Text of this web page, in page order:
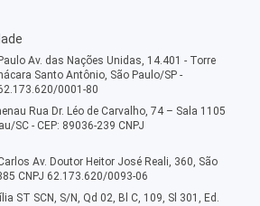
Av. das Nações Unidas, 14.401 - Torre
Santo Antônio, São Paulo/SP -
0001-80
Rua Dr. Léo de Carvalho, 74 – Sala 1105
SC - CEP: 89036-239 CNPJ
Av. Doutor Heitor José Reali, 360, São
CNPJ 62.173.620/0093-06
ST SCN, S/N, Qd 02, Bl C, 109, Sl 301, Ed.